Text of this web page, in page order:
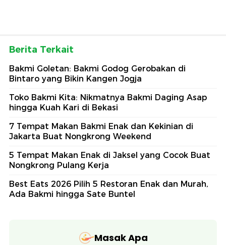
Berita Terkait
Bakmi Goletan: Bakmi Godog Gerobakan di
Bintaro yang Bikin Kangen Jogja
Toko Bakmi Kita: Nikmatnya Bakmi Daging Asap
hingga Kuah Kari di Bekasi
7 Tempat Makan Bakmi Enak dan Kekinian di
Jakarta Buat Nongkrong Weekend
5 Tempat Makan Enak di Jaksel yang Cocok Buat
Nongkrong Pulang Kerja
Best Eats 2026 Pilih 5 Restoran Enak dan Murah,
Ada Bakmi hingga Sate Buntel
Masak Apa